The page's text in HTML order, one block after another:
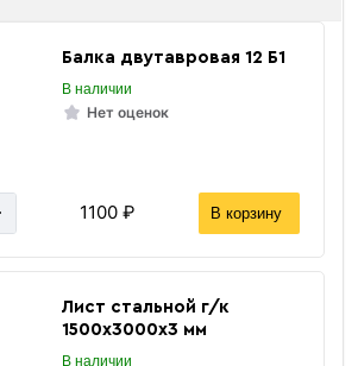
Балка двутавровая 12 Б1
В наличии
Нет оценок
1100 ₽ В корзину
Лист стальной г/к
1500х3000х3 мм
В наличии